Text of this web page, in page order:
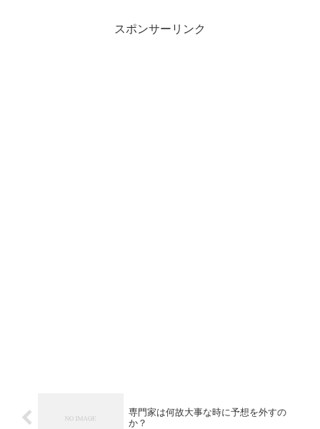
スポンサーリンク
専門家は何故大事な時に予想を外すの
か？